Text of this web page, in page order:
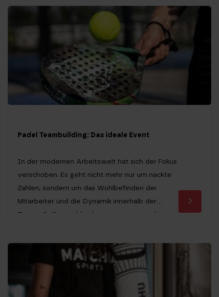
Mal ein eigenes Board zulegt, […]
Padel Teambuilding: Das ideale Event
In der modernen Arbeitswelt hat sich der Fokus
verschoben. Es geht nicht mehr nur um nackte
Zahlen, sondern um das Wohlbefinden der
Mitarbeiter und die Dynamik innerhalb der
Teams. In Deutschland setzen immer mehr
während klassische Rückenschulkurse oder
Obstkörbe im Büro zum Standard gehören,